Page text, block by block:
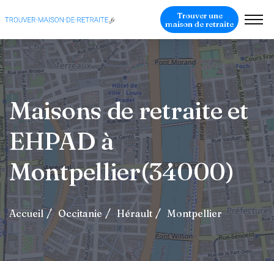
Trouver une
maison de retraite
Maisons de retraite et
EHPAD à
Montpellier(34000)
Accueil Occitanie Hérault Montpellier